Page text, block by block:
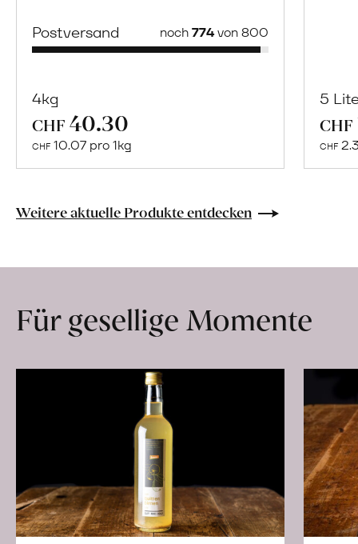
Postversand noch774von 800
4kg
CHF 40.30
CHF 10.07 pro 1kg
Saisonstart:
Post
5
CHF
CHF
Weitere aktuelle Produkte entdecken
Für gesellige Momente